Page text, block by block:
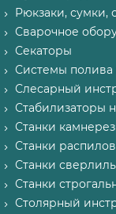
Рюкзаки, сумки,
Сварочное
Секаторы
Системы
Слесарный
Стабилизаторы
Станки
Станки
Станки
Станки
Столярный